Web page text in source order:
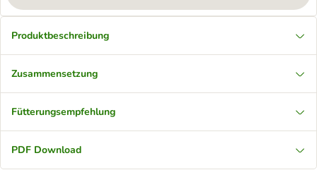
Produktbeschreibung
Zusammensetzung
Fütterungsempfehlung
PDF Download